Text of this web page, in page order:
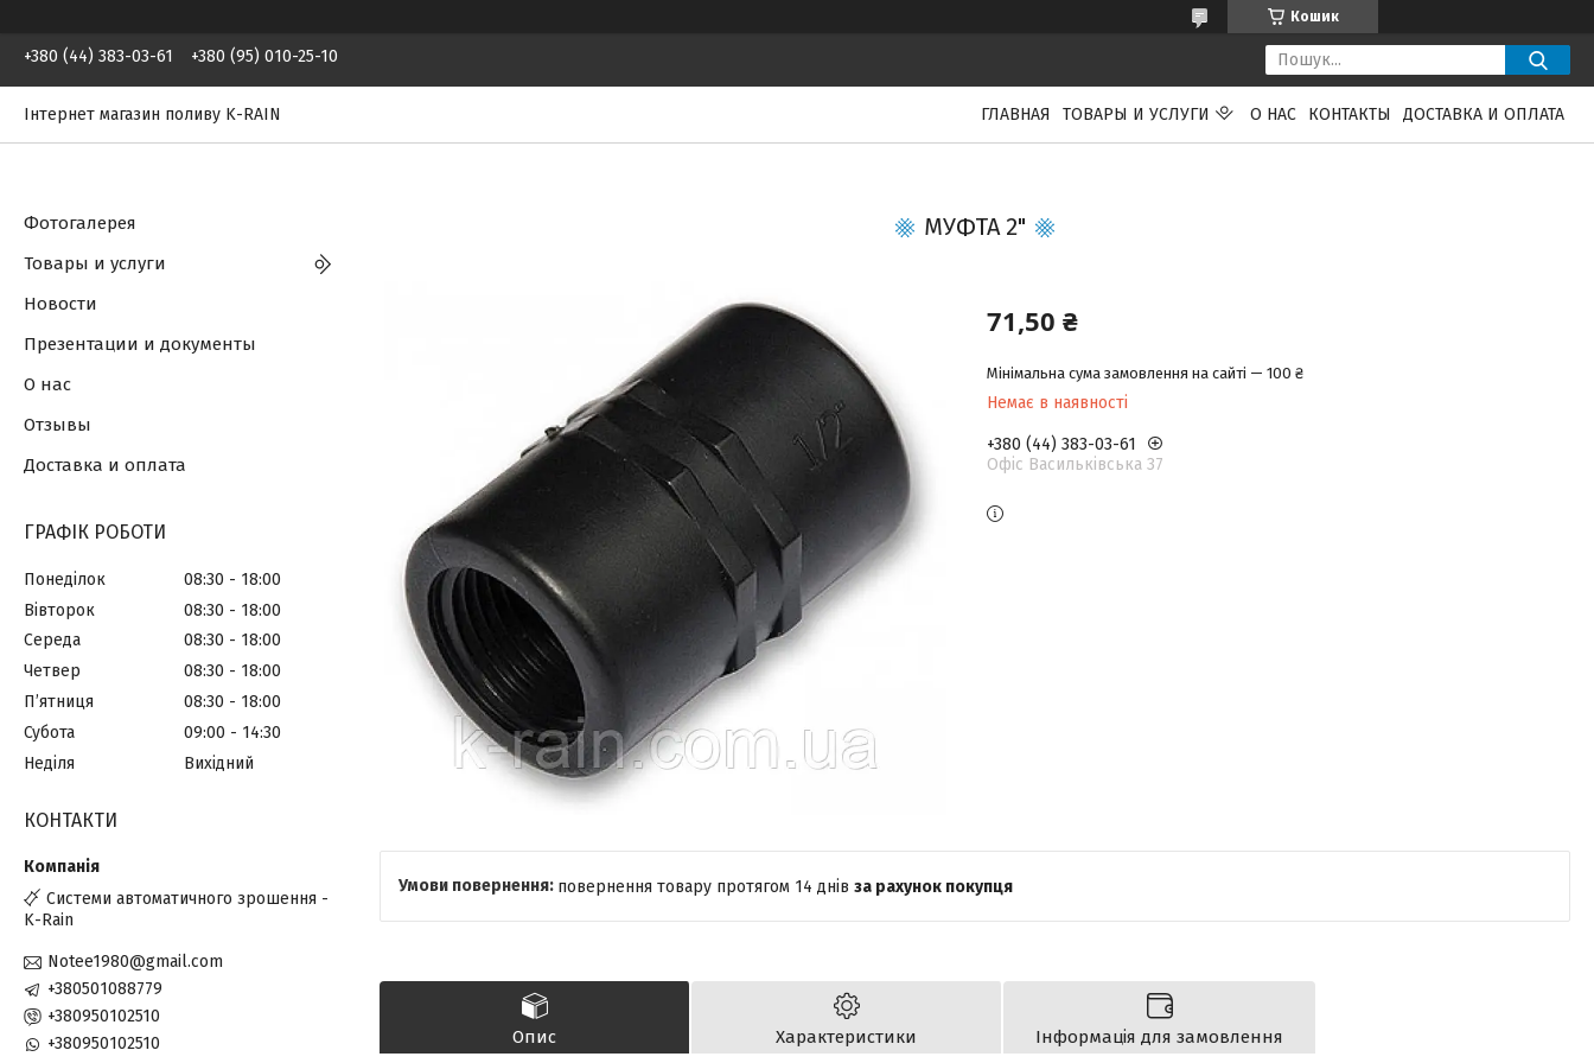
Кошик
+380 (44) 383-03-61 +380 (95) 010-25-10
Інтернет магазин поливу K-RAIN ГЛАВНАЯ ТОВАРЫ И УСЛУГИ О НАС КОНТАКТЫ ДОСТАВКА И ОПЛАТА
МУФТА 2"
71,50 ₴
Мінімальна сума замовлення на сайті — 100 ₴
Немає в наявності
+380 (44) 383-03-61
Офіс Васильківська 37
повернення товару протягом 14 днів за рахунок покупця
Опис Характеристики Інформація для замовлення
Фотогалерея
Товары и услуги
Новости
Презентации и документы
О нас
Отзывы
Доставка и оплата
ГРАФІК РОБОТИ
Понеділок 08:30
18:00
Вівторок
08:30
18:00
Середа
08:30
18:00
Четвер
08:30
18:00
Пʼятниця
08:30
18:00
Субота
09:00
14:30
Неділя
Вихідний
КОНТАКТИ
Системи автоматичного зрошення -
K-Rain
Notee1980@gmail.com
+380501088779
+380950102510
+380950102510